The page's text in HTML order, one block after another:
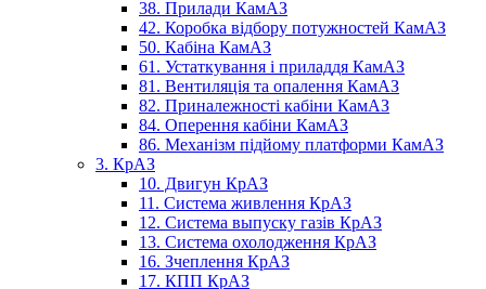
38. Прилади КамАЗ
42. Коробка відбору потужностей КамАЗ
50. Кабіна КамАЗ
61. Устаткування і приладдя КамАЗ
81. Вентиляція та опалення КамАЗ
82. Приналежності кабіни КамАЗ
84. Оперення кабіни КамАЗ
86. Механізм підйому платформи КамАЗ
3. КрАЗ
10. Двигун КрАЗ
11. Система живлення КрАЗ
12. Система выпуску газів КрАЗ
13. Система охолодження КрАЗ
16. Зчеплення КрАЗ
17. КПП КрАЗ